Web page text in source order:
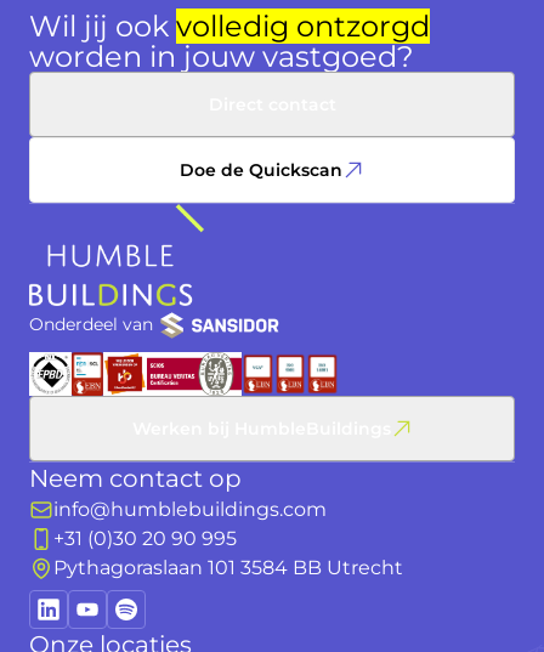
Wil jij ook volledig ontzorgd
worden in jouw vastgoed?
Doe de Quickscan
Onderdeel van
Neem contact op
info@humblebuildings.com
+31 (0)30 20 90 995
Pythagoraslaan 101 3584 BB Utrecht
Onze locaties